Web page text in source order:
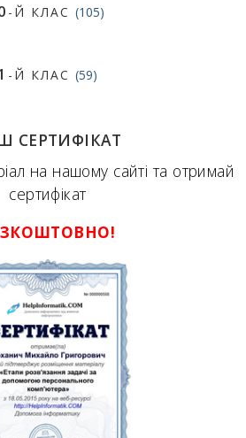
-Й КЛАС (105)
-Й КЛАС (59)
СЕРТИФІКАТ
на нашому сайті та отримай
сертифікат